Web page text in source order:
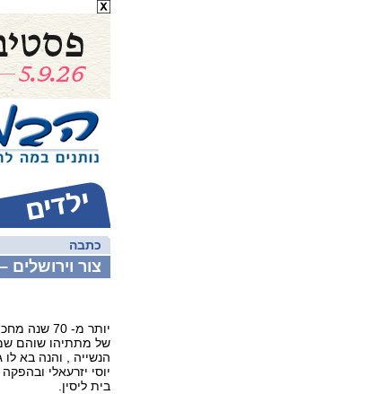
כתבה
צור
יותר מ- 70
של מתתיהו שוהם
הנשייה , והנה בא
יוסי יזרעאלי
בית ליסין.